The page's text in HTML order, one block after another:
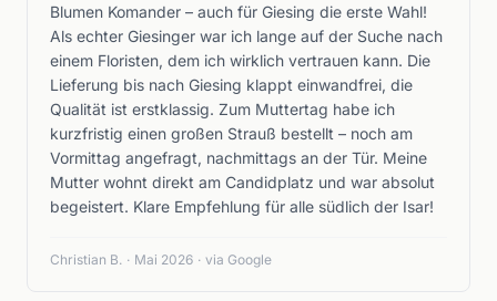
Blumen Komander – auch für Giesing die erste Wahl!
Als echter Giesinger war ich lange auf der Suche nach
einem Floristen, dem ich wirklich vertrauen kann. Die
Lieferung bis nach Giesing klappt einwandfrei, die
Qualität ist erstklassig. Zum Muttertag habe ich
kurzfristig einen großen Strauß bestellt – noch am
Vormittag angefragt, nachmittags an der Tür. Meine
Mutter wohnt direkt am Candidplatz und war absolut
begeistert. Klare Empfehlung für alle südlich der Isar!
Christian B. · Mai 2026 · via Google